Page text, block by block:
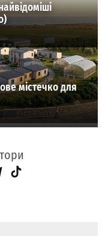
містечко для
TikTok